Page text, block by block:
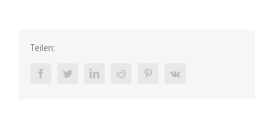
Teilen:
facebooktwitter linkedinreddit pinterestvk